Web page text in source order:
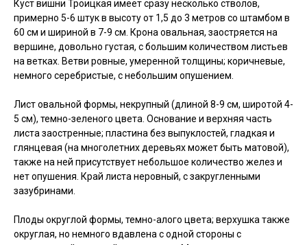
Куст вишни Троицкая имеет сразу несколько стволов,
примерно 5-6 штук в высоту от 1,5 до 3 метров со штамбом в
60 см и шириной в 7-9 см. Крона овальная, заостряется на
вершине, довольно густая, с большим количеством листьев
на ветках. Ветви ровные, умеренной толщины; коричневые,
немного серебристые, с небольшим опушением.
Лист овальной формы, некрупный (длиной 8-9 см, широтой 4-
5 см), темно-зеленого цвета. Основание и верхняя часть
листа заостренные; пластина без выпуклостей, гладкая и
глянцевая (на многолетних деревьях может быть матовой),
также на ней присутствует небольшое количество желез и
нет опушения. Край листа неровный, с закругленными
зазубринами.
Плоды округлой формы, темно-алого цвета; верхушка также
округлая, но немного вдавлена с одной стороны с